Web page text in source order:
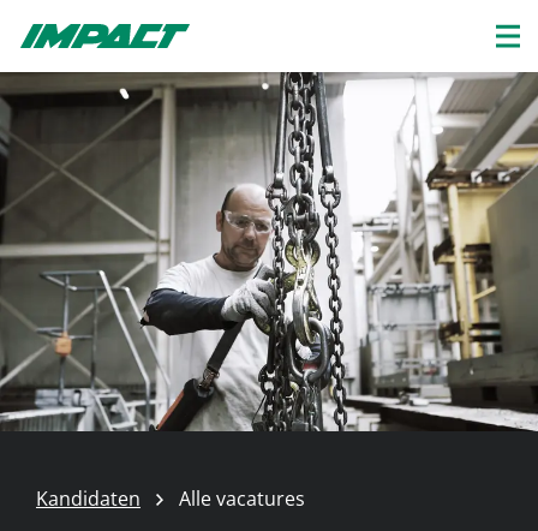
Kandidaten Alle vacatures